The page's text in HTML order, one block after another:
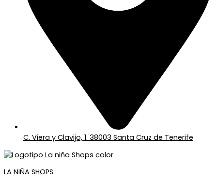
C. Viera y Clavijo, 1. 38003 Santa Cruz de Tenerife
LA NIÑA SHOPS